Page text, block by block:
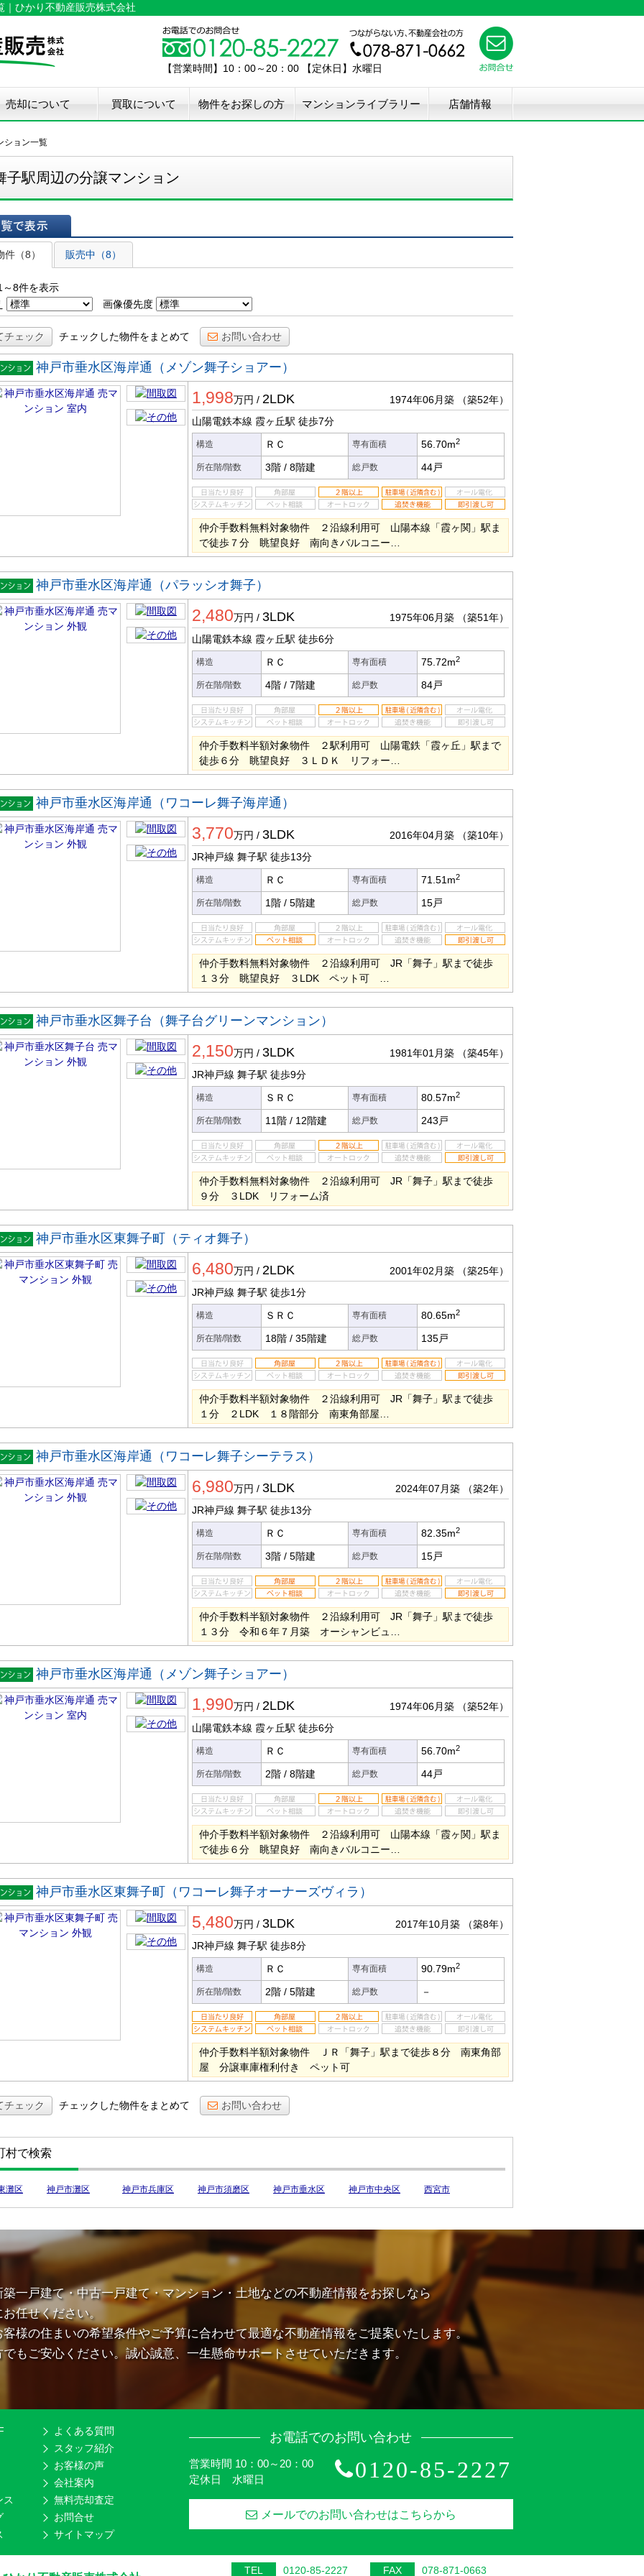
ひかり不動産販売株式会社
【営業時間】10：00～20：00 【定休日】水曜日
売却について
手数料50%OFF
無料査定
住宅瑕疵保証
設備検査保証
ア・メンテナンス
スクリーニング
品撤去サービス
買取について 物件をお探しの方 マンションライブラリー 店舗情報
ション一覧
子駅周辺の分譲マンション
示
件（8）
販売中（8）
8件を表示
画像優先度
チェック チェックした物件をまとめて お問い合わせ
ンシ
神戸市垂水区海岸通（メゾン舞子ショアー）
1,998万円 / 2LDK 1974年06月築
（築52年）
山陽電鉄本線 霞ヶ丘駅 徒歩7分
構造 ＲＣ 専有面積 56.70m2
所在階/階数 3階 / 8階建 総戸数 44戸
仲介手数料無料対象物件 ２沿線利用可 山陽本線「霞ヶ関」駅ま
で徒歩７分 眺望良好 南向きバルコニー…
ンシ
神戸市垂水区海岸通（パラッシオ舞子）
2,480万円 / 3LDK 1975年06月築
（築51年）
山陽電鉄本線 霞ヶ丘駅 徒歩6分
構造 ＲＣ 専有面積 75.72m2
所在階/階数 4階 / 7階建 総戸数 84戸
仲介手数料半額対象物件 ２駅利用可 山陽電鉄「霞ヶ丘」駅まで
徒歩６分 眺望良好 ３ＬＤＫ リフォー…
ンシ
神戸市垂水区海岸通（ワコーレ舞子海岸通）
3,770万円 / 3LDK 2016年04月築
（築10年）
JR神戸線 舞子駅 徒歩13分
構造 ＲＣ 専有面積 71.51m2
所在階/階数 1階 / 5階建 総戸数 15戸
仲介手数料無料対象物件 ２沿線利用可 JR「舞子」駅まで徒歩
１３分 眺望良好 ３LDK ペット可 …
ンシ
神戸市垂水区舞子台（舞子台グリーンマンション）
2,150万円 / 3LDK 1981年01月築
（築45年）
JR神戸線 舞子駅 徒歩9分
構造 ＳＲＣ 専有面積 80.57m2
所在階/階数 11階 / 12階建 総戸数 243戸
仲介手数料無料対象物件 ２沿線利用可 JR「舞子」駅まで徒歩
９分 ３LDK リフォーム済
ンシ
神戸市垂水区東舞子町（ティオ舞子）
6,480万円 / 2LDK 2001年02月築
（築25年）
JR神戸線 舞子駅 徒歩1分
構造 ＳＲＣ 専有面積 80.65m2
所在階/階数 18階 / 35階建 総戸数 135戸
仲介手数料半額対象物件 ２沿線利用可 JR「舞子」駅まで徒歩
１分 ２LDK １８階部分 南東角部屋…
ンシ
神戸市垂水区海岸通（ワコーレ舞子シーテラス）
6,980万円 / 3LDK 2024年07月築
（築2年）
JR神戸線 舞子駅 徒歩13分
構造 ＲＣ 専有面積 82.35m2
所在階/階数 3階 / 5階建 総戸数 15戸
仲介手数料半額対象物件 ２沿線利用可 JR「舞子」駅まで徒歩
１３分 令和６年７月築 オーシャンビュ…
ンシ
神戸市垂水区海岸通（メゾン舞子ショアー）
1,990万円 / 2LDK 1974年06月築
（築52年）
山陽電鉄本線 霞ヶ丘駅 徒歩6分
構造 ＲＣ 専有面積 56.70m2
所在階/階数 2階 / 8階建 総戸数 44戸
仲介手数料半額対象物件 ２沿線利用可 山陽本線「霞ヶ関」駅ま
で徒歩６分 眺望良好 南向きバルコニー…
ンシ
神戸市垂水区東舞子町（ワコーレ舞子オーナーズヴィラ）
5,480万円 / 3LDK 2017年10月築
（築8年）
JR神戸線 舞子駅 徒歩8分
構造 ＲＣ 専有面積 90.79m2
所在階/階数 2階 / 5階建 総戸数 －
仲介手数料半額対象物件 ＪＲ「舞子」駅まで徒歩８分 南東角部
屋 分譲車庫権利付き ペット可
チェック チェックした物件をまとめて お問い合わせ
村で検索
灘区 神戸市灘区 神戸市兵庫区 神戸市須磨区 神戸市垂水区 神戸市中央区 西宮市
一戸建て・中古一戸建て・マンション・土地などの不動産情報をお探しなら
任せください。
様の住まいの希望条件やご予算に合わせて最適な不動産情報をご提案いたします。
もご安心ください。誠心誠意、一生懸命サポートさせていただきます。
ス
よくある質問
スタッフ紹介
お客様の声
会社案内
無料売却査定
お問合せ
サイトマップ
お電話でのお問い合わせ
営業時間 10：00～20：00
定休日 水曜日
0120-85-2227
メールでのお問い合わせはこちらから
TEL 0120-85-2227 FAX 078-871-0663